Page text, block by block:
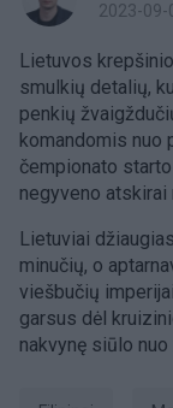
2023-09-
Lietuvos
smulkių detalių,
penkių
komandomis nuo
čempionato
negyveno
Lietuviai
minučių, o
viešbučių
garsus dėl
nakvynę siūlo